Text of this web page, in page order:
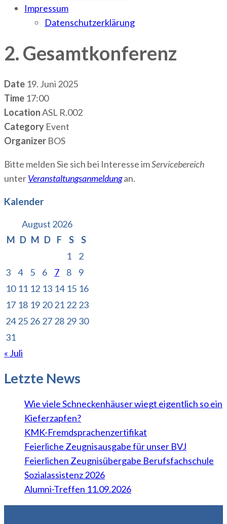
Impressum
Datenschutzerklärung
2. Gesamtkonferenz
Date 19. Juni 2025
Time 17:00
LocationASL R.002
Category Event
Organizer BOS
Bitte melden Sie sich bei Interesse imServicebereich
unterVeranstaltungsanmeldungan.
Kalender
August 2026
M D M D F S
S
1
2
3
4 5 6 7 8
9
10 11 12 13 14 15 16
17 18 19 20 21 22 23
24 25 26 27 28 29 30
31
« Juli
Letzte News
Wie viele Schneckenhäuser wiegt eigentlich so ein
Kieferzapfen?
KMK-Fremdsprachenzertifikat
Feierliche Zeugnisausgabe für unser BVJ
Feierlichen Zeugnisübergabe Berufsfachschule
Sozialassistenz 2026
Alumni-Treffen 11.09.2026